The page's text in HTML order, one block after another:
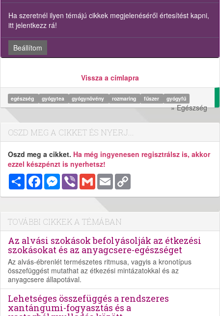
Ha szeretnél ilyen témájú cikkek megjelenéséről értesítést kapni,
itt jelentkezz rá!
Beállítom
Vissza a címlapra
egészség gyógytea gyógynövény rozmaring fűszer gyógyfű
» Egészség
OSZD MEG A CIKKET ÉS NYERJ...
Oszd meg a cikket. Ha még ingyenesen regisztrálsz is, akkor
ezzel készpénzt is nyerhetsz!
MegosztásFacebookMessenger
Viber Gmail Email
TOVÁBBI CIKKEK A TÉMÁBAN
Az alvási szokások befolyásolják az étkezési
szokásokat és az anyagcsere-egészséget
Az alvás-ébrenlét természetes ritmusa, vagyis a kronotípus
összefüggést mutathat az étkezési mintázatokkal és az
anyagcsere állapotával.
Lehetséges összefüggés a rendszeres
xantángumi-fogyasztás és a